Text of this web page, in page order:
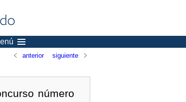
anterior siguiente
número